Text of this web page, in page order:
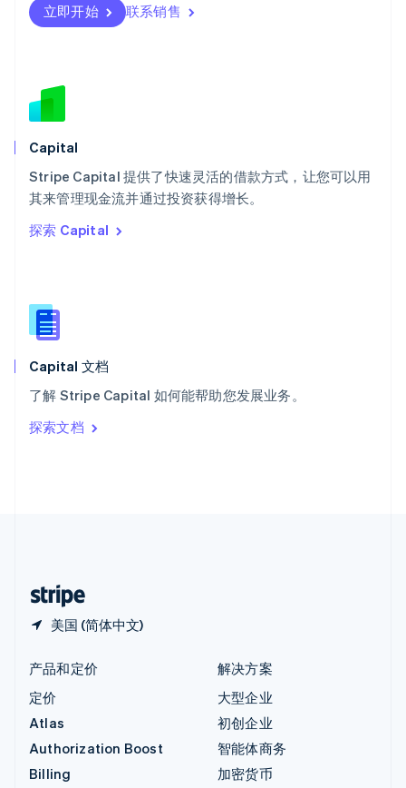
立即开始 联系销售
Capital
Stripe Capital 提供了快速灵活的借款方式，让您可以用
其来管理现金流并通过投资获得增长。
探索 Capital
Capital 文档
了解 Stripe Capital 如何能帮助您发展业务。
探索文档
美国 (简体中文)
瑞士
DeutschFrançais
斯洛伐克
斯洛文尼亚
泰国
ไทยEnglish
希腊
English
西班牙
新西兰
English
匈牙利
English
ItalianoEnglish
印度
English
产品和定价
定价
Atlas
Authorization Boost
Billing
解决方案
大型企业
初创企业
智能体商务
加密货币